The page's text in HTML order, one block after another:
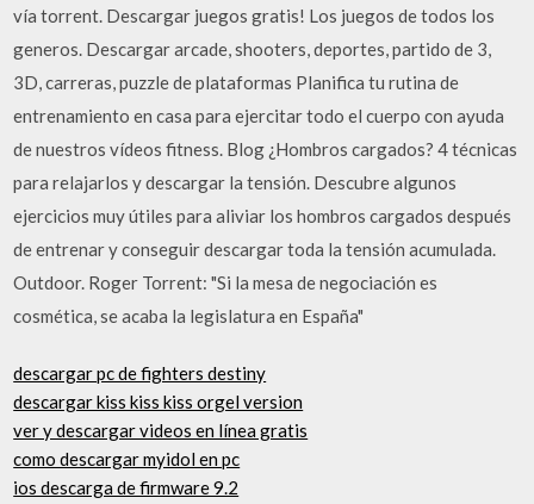
vía torrent. Descargar juegos gratis! Los juegos de todos los
generos. Descargar arcade, shooters, deportes, partido de 3,
3D, carreras, puzzle de plataformas Planifica tu rutina de
entrenamiento en casa para ejercitar todo el cuerpo con ayuda
de nuestros vídeos fitness. Blog ¿Hombros cargados? 4 técnicas
para relajarlos y descargar la tensión. Descubre algunos
ejercicios muy útiles para aliviar los hombros cargados después
de entrenar y conseguir descargar toda la tensión acumulada.
Outdoor. Roger Torrent: "Si la mesa de negociación es
cosmética, se acaba la legislatura en España"
descargar pc de fighters destiny
descargar kiss kiss kiss orgel version
ver y descargar videos en línea gratis
como descargar myidol en pc
ios descarga de firmware 9.2